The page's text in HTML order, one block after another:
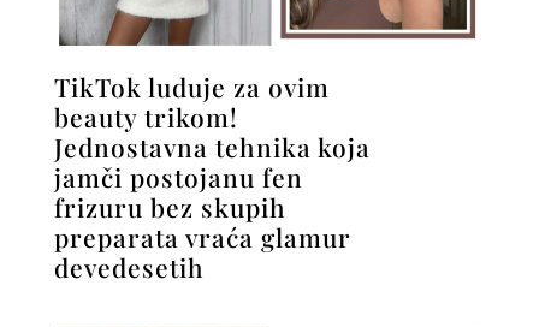
TikTok luduje za ovim
beauty trikom!
Jednostavna tehnika koja
jamči postojanu fen
frizuru bez skupih
preparata vraća glamur
devedesetih